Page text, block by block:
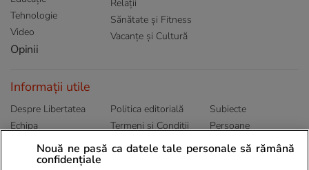
Tehnologie
Video
Opinii
Relații
Sănătate și Fitness
Vacanțe și Cultură
Informații utile
Despre Libertatea
Echipa
Publicitate
Politica de
Politica editorială
Termeni și Conditii
Abonamente
Subiecte
Persoane
Sitemap
Nouă ne pasă ca datele tale personale să rămână
confidențiale